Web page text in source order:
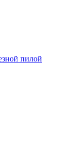
пилой